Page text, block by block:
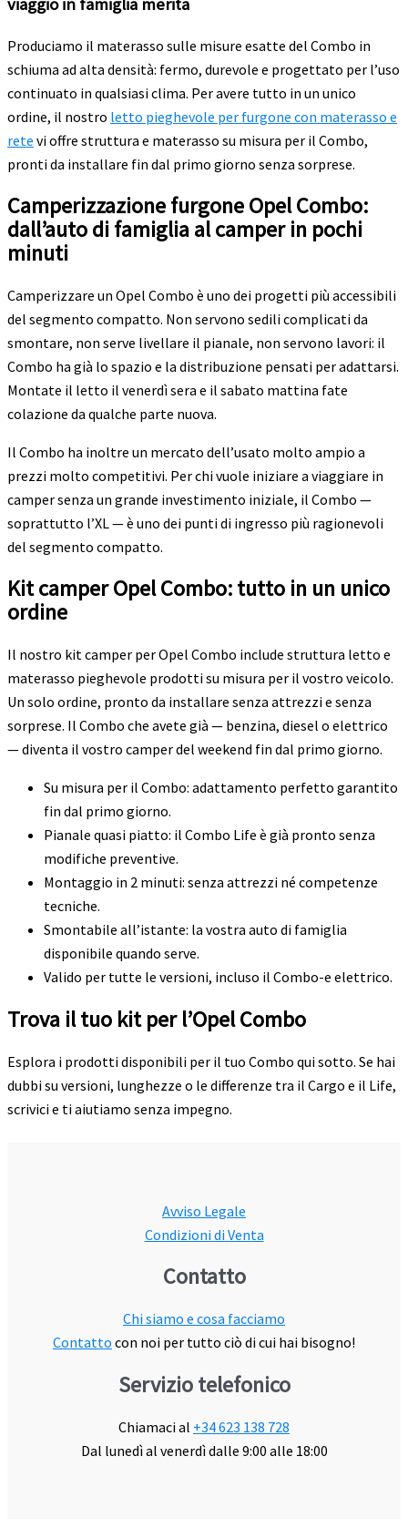
Produciamo il materasso sulle misure esatte del Combo in
schiuma ad alta densità: fermo, durevole e progettato per l’uso
continuato in qualsiasi clima. Per avere tutto in un unico
ordine, il nostro letto pieghevole per furgone con materasso e
rete vi offre struttura e materasso su misura per il Combo,
pronti da installare fin dal primo giorno senza sorprese.
Camperizzazione furgone Opel Combo:
dall’auto di famiglia al camper in pochi
minuti
Camperizzare un Opel Combo è uno dei progetti più accessibili
del segmento compatto. Non servono sedili complicati da
smontare, non serve livellare il pianale, non servono lavori: il
Combo ha già lo spazio e la distribuzione pensati per adattarsi.
Montate il letto il venerdì sera e il sabato mattina fate
colazione da qualche parte nuova.
Il Combo ha inoltre un mercato dell’usato molto ampio a
prezzi molto competitivi. Per chi vuole iniziare a viaggiare in
camper senza un grande investimento iniziale, il Combo —
soprattutto l’XL — è uno dei punti di ingresso più ragionevoli
del segmento compatto.
Kit camper Opel Combo: tutto in un unico
ordine
Il nostro kit camper per Opel Combo include struttura letto e
materasso pieghevole prodotti su misura per il vostro veicolo.
Un solo ordine, pronto da installare senza attrezzi e senza
sorprese. Il Combo che avete già — benzina, diesel o elettrico
— diventa il vostro camper del weekend fin dal primo giorno.
Su misura per il Combo: adattamento perfetto garantito
fin dal primo giorno.
Pianale quasi piatto: il Combo Life è già pronto senza
modifiche preventive.
Montaggio in 2 minuti: senza attrezzi né competenze
tecniche.
Smontabile all’istante: la vostra auto di famiglia
disponibile quando serve.
Valido per tutte le versioni, incluso il Combo-e elettrico.
Trova il tuo kit per l’Opel Combo
Esplora i prodotti disponibili per il tuo Combo qui sotto. Se hai
dubbi su versioni, lunghezze o le differenze tra il Cargo e il Life,
scrivici e ti aiutiamo senza impegno.
Avviso Legale
Condizioni di Venta
Contatto
Chi siamo e cosa facciamo
Contatto con noi per tutto ciò di cui hai bisogno!
Servizio telefonico
Chiamaci al +34 623 138 728
Dal lunedì al venerdì dalle 9:00 alle 18:00